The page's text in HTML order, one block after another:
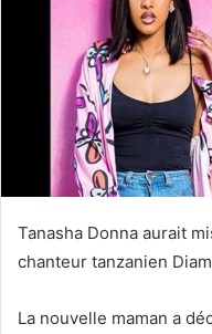
Tanasha Donna aurait
chanteur tanzanien
La nouvelle maman a